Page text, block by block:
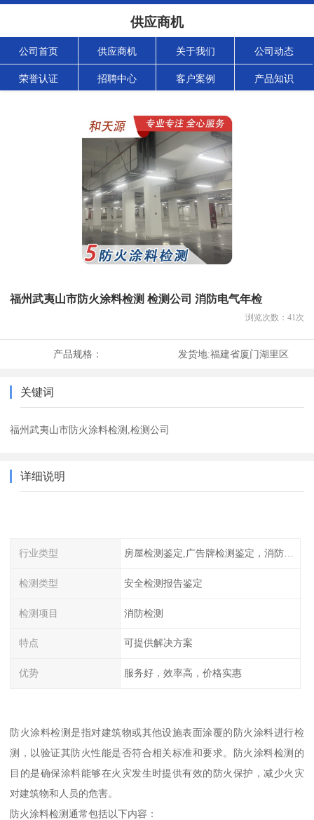
供应商机
公司首页 供应商机 关于我们 公司动态
荣誉认证 招聘中心 客户案例 产品知识
福州武夷山市防火涂料检测 检测公司 消防电气年检
浏览次数： 41次
产品规格： 发货地:福建省厦门湖里区
关键词
福州武夷山市防火涂料检测,检测公司
详细说明
行业类型 房屋检测鉴定,广告牌检测鉴定，消防检测
检测类型 安全检测报告鉴定
检测项目 消防检测
特点 可提供解决方案
优势 服务好，效率高，价格实惠
防火涂料检测是指对建筑物或其他设施表面涂覆的防火涂料进行检
测，以验证其防火性能是否符合相关标准和要求。防火涂料检测的
目的是确保涂料能够在火灾发生时提供有效的防火保护，减少火灾
对建筑物和人员的危害。
防火涂料检测通常包括以下内容：